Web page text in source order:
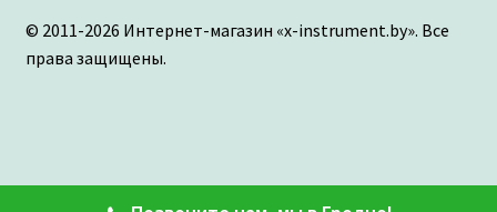
© 2011-2026 Интернет-магазин «x-instrument.by». Все
права защищены.